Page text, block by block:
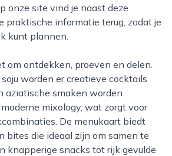
onze site vind je naast deze
praktische informatie terug, zodat je
kunt plannen.
worden er creatieve cocktails
aziatische smaken worden
mixology, wat zorgt voor
De menukaart biedt
bites die ideaal zijn om samen te
knapperige snacks tot rijk gevulde